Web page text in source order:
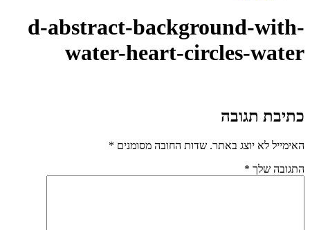
d-abstract-background-with-
water-heart-circles-water
כתיבת תגובה
האימייל לא יוצג באתר. שדות החובה מסומנים *
התגובה שלך *